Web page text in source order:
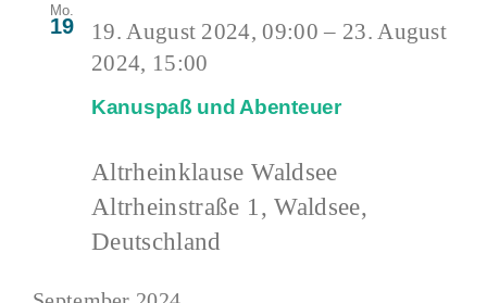
Mo.
19
Kanuspaß und Abenteuer
19. August 2024, 09:00 – 23. August
2024, 15:00
Altrheinklause Waldsee
Altrheinstraße 1, Waldsee,
Deutschland